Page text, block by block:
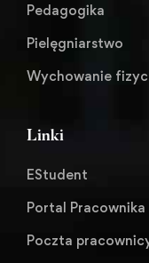
Pedagogika
Pielęgniarstwo
Wychowanie
Linki
EStudent
Portal Pracownika
Poczta